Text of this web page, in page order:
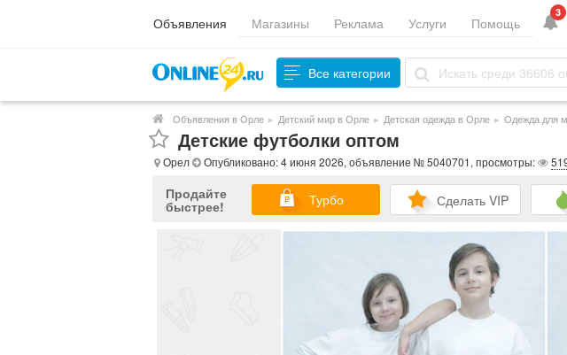
Объявления Магазины Реклама Услуги Помощь
3
Все категории
Объявления в Орле ▸ Детский мир в Орле ▸ Детская одежда в Орле ▸ Одежда для
Детские футболки оптом
Орел Опубликовано: 4 июня 2026, объявление № 5040701, просмотры:
Продайте
быстрее! Турбо Сделать VIP